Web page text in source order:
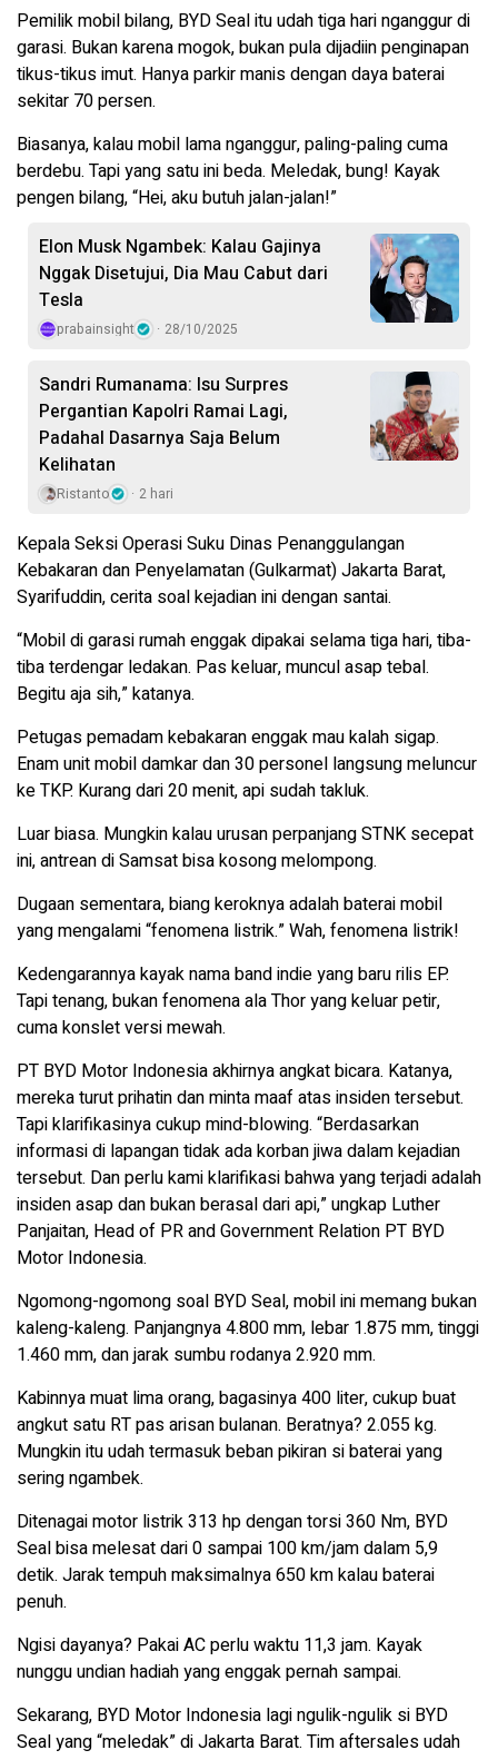
Pemilik mobil bilang, BYD Seal itu udah tiga hari nganggur di
garasi. Bukan karena mogok, bukan pula dijadiin penginapan
tikus-tikus imut. Hanya parkir manis dengan daya baterai
sekitar 70 persen.
Biasanya, kalau mobil lama nganggur, paling-paling cuma
berdebu. Tapi yang satu ini beda. Meledak, bung! Kayak
pengen bilang, “Hei, aku butuh jalan-jalan!”
Elon Musk Ngambek: Kalau Gajinya
Nggak Disetujui, Dia Mau Cabut dari
Tesla
prabainsight 28/10/2025
Sandri Rumanama: Isu Surpres
Pergantian Kapolri Ramai Lagi,
Padahal Dasarnya Saja Belum
Kelihatan
Ristanto 2 hari
Kepala Seksi Operasi Suku Dinas Penanggulangan
Kebakaran dan Penyelamatan (Gulkarmat) Jakarta Barat,
Syarifuddin, cerita soal kejadian ini dengan santai.
“Mobil di garasi rumah enggak dipakai selama tiga hari, tiba-
tiba terdengar ledakan. Pas keluar, muncul asap tebal.
Begitu aja sih,” katanya.
Petugas pemadam kebakaran enggak mau kalah sigap.
Enam unit mobil damkar dan 30 personel langsung meluncur
ke TKP. Kurang dari 20 menit, api sudah takluk.
Luar biasa. Mungkin kalau urusan perpanjang STNK secepat
ini, antrean di Samsat bisa kosong melompong.
Dugaan sementara, biang keroknya adalah baterai mobil
yang mengalami “fenomena listrik.” Wah, fenomena listrik!
Kedengarannya kayak nama band indie yang baru rilis EP.
Tapi tenang, bukan fenomena ala Thor yang keluar petir,
cuma konslet versi mewah.
PT BYD Motor Indonesia akhirnya angkat bicara. Katanya,
mereka turut prihatin dan minta maaf atas insiden tersebut.
Tapi klarifikasinya cukup mind-blowing. “Berdasarkan
informasi di lapangan tidak ada korban jiwa dalam kejadian
tersebut. Dan perlu kami klarifikasi bahwa yang terjadi adalah
insiden asap dan bukan berasal dari api,” ungkap Luther
Panjaitan, Head of PR and Government Relation PT BYD
Motor Indonesia.
Ngomong-ngomong soal BYD Seal, mobil ini memang bukan
kaleng-kaleng. Panjangnya 4.800 mm, lebar 1.875 mm, tinggi
1.460 mm, dan jarak sumbu rodanya 2.920 mm.
Kabinnya muat lima orang, bagasinya 400 liter, cukup buat
angkut satu RT pas arisan bulanan. Beratnya? 2.055 kg.
Mungkin itu udah termasuk beban pikiran si baterai yang
sering ngambek.
Ditenagai motor listrik 313 hp dengan torsi 360 Nm, BYD
Seal bisa melesat dari 0 sampai 100 km/jam dalam 5,9
detik. Jarak tempuh maksimalnya 650 km kalau baterai
penuh.
Ngisi dayanya? Pakai AC perlu waktu 11,3 jam. Kayak
nunggu undian hadiah yang enggak pernah sampai.
Sekarang, BYD Motor Indonesia lagi ngulik-ngulik si BYD
Seal yang “meledak” di Jakarta Barat. Tim aftersales udah